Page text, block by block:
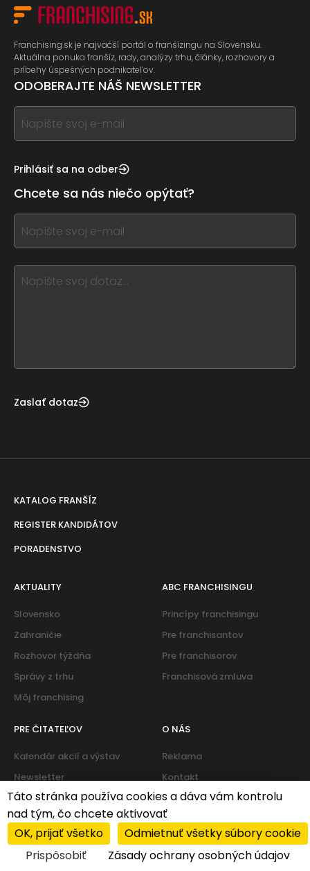
Franchising.sk je najväčší portál o franšízingu na Slovensku.
Aktuálna ponuka franšíz, rady, analýzy trhu, články, rozhovory a
príbehy úspešných podnikateľov.
ODOBERAJTE NÁŠ NEWSLETTER
If
you
this,
this
form
field
blank
Prihlásiť sa na odber
Chcete sa nás niečo opýtať?
If
you
this,
leave
Zaslať dotaz
KATALOG FRANŠÍZ
REGISTER KANDIDÁTOV
PORADENSTVO
AKTUALITY
Slovensko
Zahraničie
Rozhovor týždňa
Správy z trhu
Môj franchising
ABC FRANCHISINGU
Princípy franchisingu
Pre franchisantov
Pre franchisorov
Franchisová zmluva
PRE ČITATEĽOV
Kalendár akcií a výstav
Newsletter
O NÁS
Reklama
Kontakt
Cookies|Zásady ochrany osobných údajov
© 2026 PROFIT system franchise services s.r.o. All rights
reserved.
Táto stránka používa cookies a dáva vám kontrolu
nad tým, čo chcete aktivovať
OK, prijať všetko
Odmietnuť všetky súbory cookie
Prispôsobiť
Zásady ochrany osobných údajov